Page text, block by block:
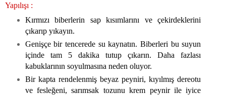
Yapılışı :
Kırmızı biberlerin sap kısımlarını ve çekirdeklerini
çıkarıp yıkayın.
Genişçe bir tencerede su kaynatın. Biberleri bu suyun
içinde tam 5 dakika tutup çıkarın. Daha fazlası
kabuklarının soyulmasına neden oluyor.
Bir kapta rendelenmiş beyaz peyniri, kıyılmış dereotu
ve fesleğeni, sarımsak tozunu krem peynir ile iyice